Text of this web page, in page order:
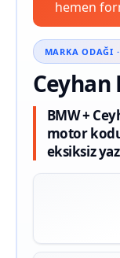
hemen
MARKA ODAĞI
BMW +
motor
eksiksiz